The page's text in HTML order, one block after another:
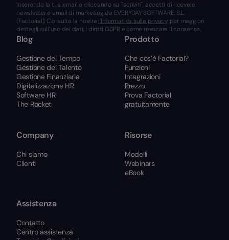
Inserendo la tua email e cliccando su "Iscriviti", accetti di ricevere
newsletter e email di marketing da EVERYDAY SOFTWARE, S.L.
(Factorial). Consulta la nostra l'Informativa sulla privacy per maggiori
dettagli sull’uso dei dati, i diritti GDPR e come revocare il consenso.
Blog
Gestione del Tempo
Gestione del Talento
Gestione Finanziaria
Digitalizzazione HR
Software HR
The Rocket
Prodotto
Che cos’è Factorial?
Funzioni
Integrazioni
Prezzo
Prova Factorial
gratuitamente
Company
Chi siamo
Clienti
Risorse
Modelli
Webinars
eBook
Assistenza
Contatto
Centro assistenza